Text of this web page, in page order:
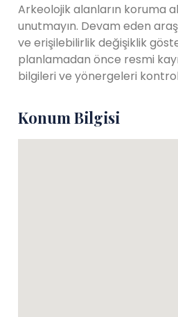
Arkeolojik alanların koruma
unutmayın. Devam eden
ve erişilebilirlik değişiklik
planlamadan önce resmi
bilgileri ve yönergeleri
Konum Bilgisi